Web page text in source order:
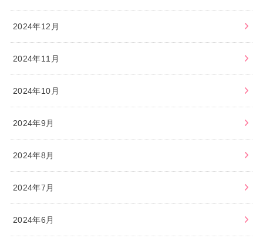
2024年12月
2024年11月
2024年10月
2024年9月
2024年8月
2024年7月
2024年6月